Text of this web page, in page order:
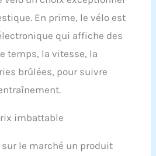
quotidien.En prime, le vélo est
qui affiche des
temps, la vitesse, la
brûlées, pour suivre
imbattable
le marché un produit